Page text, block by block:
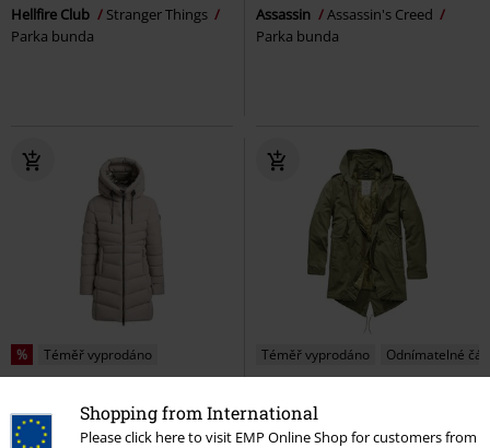
Shopping from International
Please click here to visit EMP Online Shop for customers from
Hellfire Club
Stranger Things
Parka bunda
Assassin
Assassin's Creed
Parka bunda
% Téměř vyprodáno
Kč 3.799,00
Tuhani4 Khujo Parka bunda
Téměř vyprodáno Odnímatelné
Kč 2.989,00
Parka M51 Brandit